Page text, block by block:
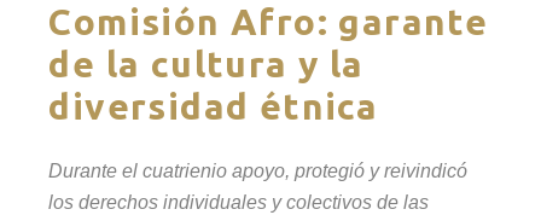
Comisión Afro: garante
de la cultura y la
diversidad étnica
Durante el cuatrienio apoyo, protegió y reivindicó
los derechos individuales y colectivos de las